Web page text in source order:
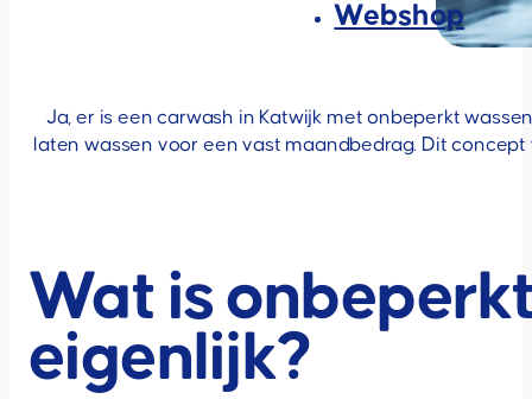
Webshop
Ja, er is een carwash in Katwijk met onbeperkt
laten wassen voor een vast maandbedrag. Dit
Wat is
eigenlijk?